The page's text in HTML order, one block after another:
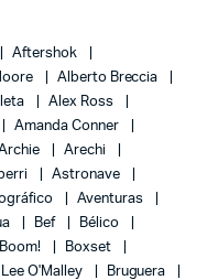
Aftershok
Alberto Breccia
Alex Ross
Amanda Conner
Arechi
Astronave
Aventuras
Bef
Bélico
Boom!
Boxset
Lee O'Malley
Bruguera